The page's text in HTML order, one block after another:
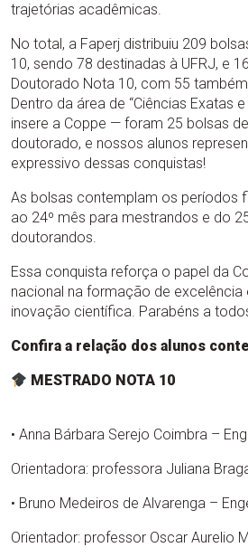
trajetórias acadêmicas.
No total, a Faperj distribuiu 209
10, sendo 78 destinadas à UFRJ, e
Doutorado Nota 10, com 55
Dentro da área de “Ciências Exatas
insere a Coppe — foram 25 bolsas
doutorado, e nossos alunos
expressivo dessas conquistas!
As bolsas contemplam os períodos
ao 24º mês para mestrandos e do
doutorandos.
Essa conquista reforça o papel da
nacional na formação de excelência
inovação científica. Parabéns a
Confira a relação dos alunos
MESTRADO NOTA 10
• Anna Bárbara Serejo Coimbra –
Orientadora: professora Juliana
• Bruno Medeiros de Alvarenga –
Orientador: professor Oscar Aurelio